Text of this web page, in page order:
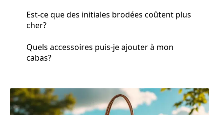
Est-ce que des initiales brodées coûtent plus
cher?
Quels accessoires puis-je ajouter à mon
cabas?